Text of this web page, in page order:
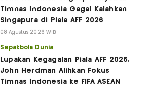
Timnas Indonesia Gagal Kalahkan
Singapura di Piala AFF 2026
08 Agustus 2026 WIB
Sepakbola Dunia
Lupakan Kegagalan Piala AFF 2026,
John Herdman Alihkan Fokus
Timnas Indonesia ke FIFA ASEAN